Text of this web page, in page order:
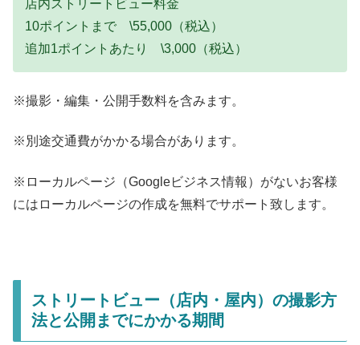
店内ストリートビュー料金
10ポイントまで \55,000（税込）
追加1ポイントあたり \3,000（税込）
※撮影・編集・公開手数料を含みます。
※別途交通費がかかる場合があります。
※ローカルページ（Googleビジネス情報）がないお客様
にはローカルページの作成を無料でサポート致します。
ストリートビュー（店内・屋内）の撮影方
法と公開までにかかる期間